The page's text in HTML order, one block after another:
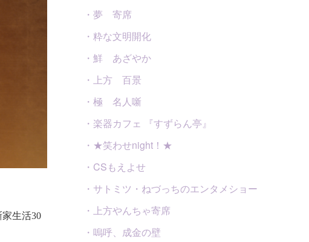
・夢 寄席
・粋な文明開化
・鮮 あざやか
・上方 百景
・極 名人噺
・楽器カフェ 『すずらん亭』
・★笑わせnight！★
・CSもえよせ
・サトミツ・ねづっちのエンタメショー
・上方やんちゃ寄席
・嗚呼、成金の壁